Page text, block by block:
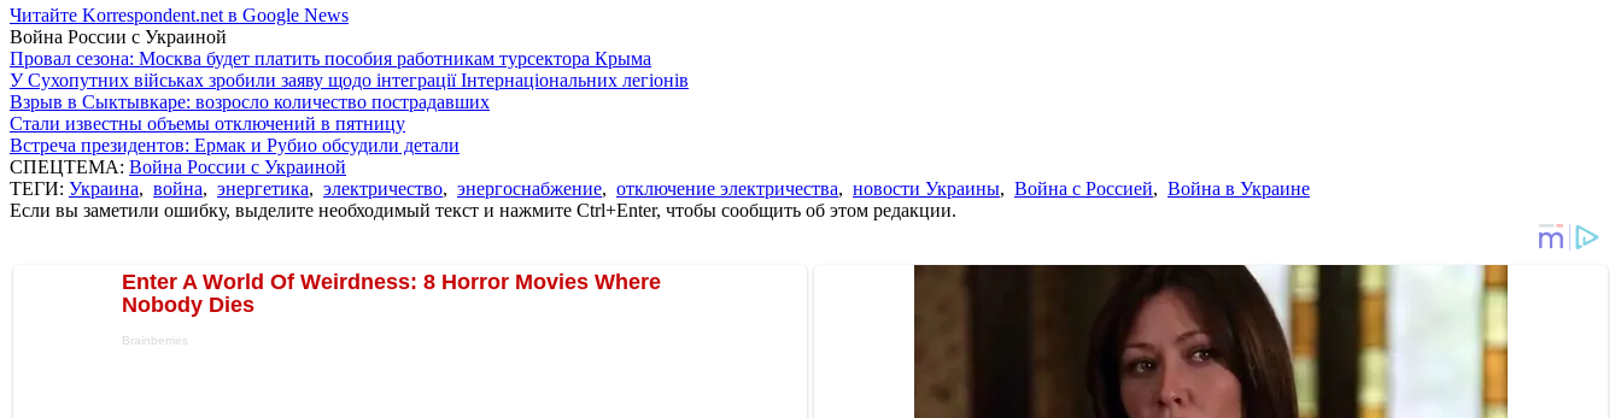
Читайте Korrespondent.net в Google News
Война России с Украиной
Провал сезона: Москва будет платить пособия работникам турсектора Крыма
У Сухопутних військах зробили заяву щодо інтеграції Інтернаціональних легіонів
Взрыв в Сыктывкаре: возросло количество пострадавших
Стали известны объемы отключений в пятницу
Встреча президентов: Ермак и Рубио обсудили детали
СПЕЦТЕМА: Война России с Украиной
ТЕГИ: Украина, война, энергетика, электричество, энергоснабжение, отключение электричества, новости Украины, Война с Россией, Война в Украине
Если вы заметили ошибку, выделите необходимый текст и нажмите Ctrl+Enter, чтобы сообщить об этом редакции.